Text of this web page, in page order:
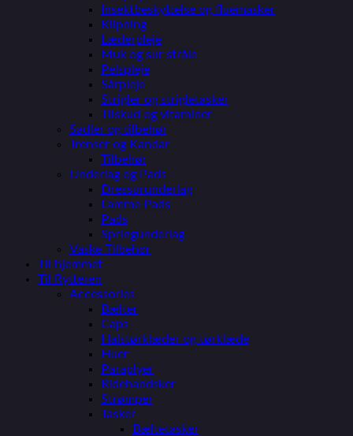
Insektbeskyttelse og fluemasker
Klipning
Læderpleje
Muk og sur stråle
Pelspleje
Sårpleje
Strigler og strigletasker
Tilskud og vitaminer
Sadler og tilbehør
Trenser og Kandar
Tilbehør
Underlag og Pads
Dressurunderlag
Lamme Pads
Pads
Springunderlag
Vaske Tilbehør
Til hjemmet
Til Rytteren
Accessories
Bælter
Caps
Halstørklæder og tørklæde
Huer
Paraplyer
Ridehandsker
Strømper
Tasker
Bæltetasker